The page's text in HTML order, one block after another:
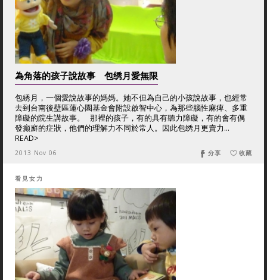
為角落的孩子說故事 包绣月愛無限
包綉月，一個愛說故事的媽媽。她不但為自己的小孩說故事，也經常
去到台南後壁區蓮心園基金會附設啟智中心，為那些腦性麻痺、多重
障礙的院生講故事。 那裡的孩子，有的具有聽力障礙，有的會有偶
發癲廯的症狀，他們的理解力不同於常人。因此包绣月更賣力...
READ>
2013 Nov 06 收藏
分享
看見女力